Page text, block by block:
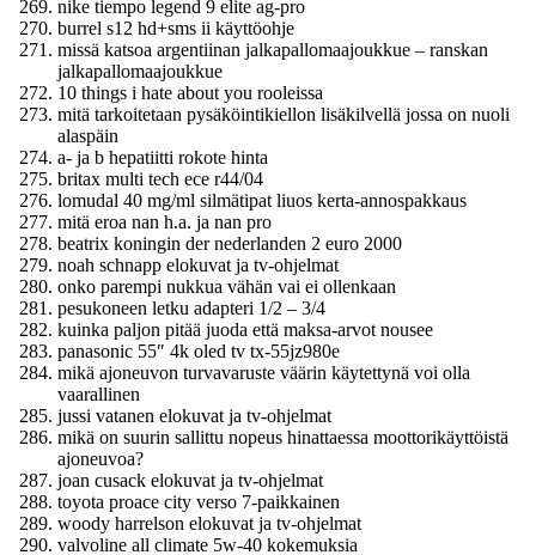
nike tiempo legend 9 elite ag-pro
burrel s12 hd+sms ii käyttöohje
missä katsoa argentiinan jalkapallomaajoukkue – ranskan
jalkapallomaajoukkue
10 things i hate about you rooleissa
mitä tarkoitetaan pysäköintikiellon lisäkilvellä jossa on nuoli
alaspäin
a- ja b hepatiitti rokote hinta
britax multi tech ece r44/04
lomudal 40 mg/ml silmätipat liuos kerta-annospakkaus
mitä eroa nan h.a. ja nan pro
beatrix koningin der nederlanden 2 euro 2000
noah schnapp elokuvat ja tv-ohjelmat
onko parempi nukkua vähän vai ei ollenkaan
pesukoneen letku adapteri 1/2 – 3/4
kuinka paljon pitää juoda että maksa-arvot nousee
panasonic 55″ 4k oled tv tx-55jz980e
mikä ajoneuvon turvavaruste väärin käytettynä voi olla
vaarallinen
jussi vatanen elokuvat ja tv-ohjelmat
mikä on suurin sallittu nopeus hinattaessa moottorikäyttöistä
ajoneuvoa?
joan cusack elokuvat ja tv-ohjelmat
toyota proace city verso 7-paikkainen
woody harrelson elokuvat ja tv-ohjelmat
valvoline all climate 5w-40 kokemuksia